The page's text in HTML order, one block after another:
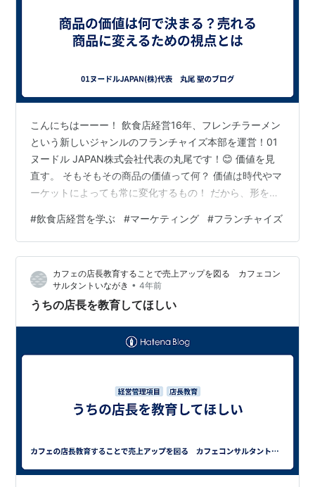
こんにちはーーー！ 飲食店経営16年、フレンチラーメン
という新しいジャンルのフランチャイズ本部を運営！01
ヌードル JAPAN株式会社代表の丸尾です！😊 価値を見
直す。 そもそもその商品の価値って何？ 価値は時代やマ
ーケットによっても常に変化するもの！ だから、形を変
買う？ 2ℓ 500㎖ 220㎖ 色んなサイズの水が売ってるけ
ど値段って中身の量に比例してる？ してないですよね〜
ほぼ一緒！ じゃあ1番お買い得な2ℓの水が売れるのか？
違う！ 答えは500㎖！ その時々やマーケットによって人
の価値は変わる！ 商品価値以外に その時々のシーン…
#飲食店経営を学ぶ #マーケティング #フランチャイズ
カフェの店長教育することで売上アップを図る カフェコン
サルタントいながき • 4年前
うちの店長を教育してほしい